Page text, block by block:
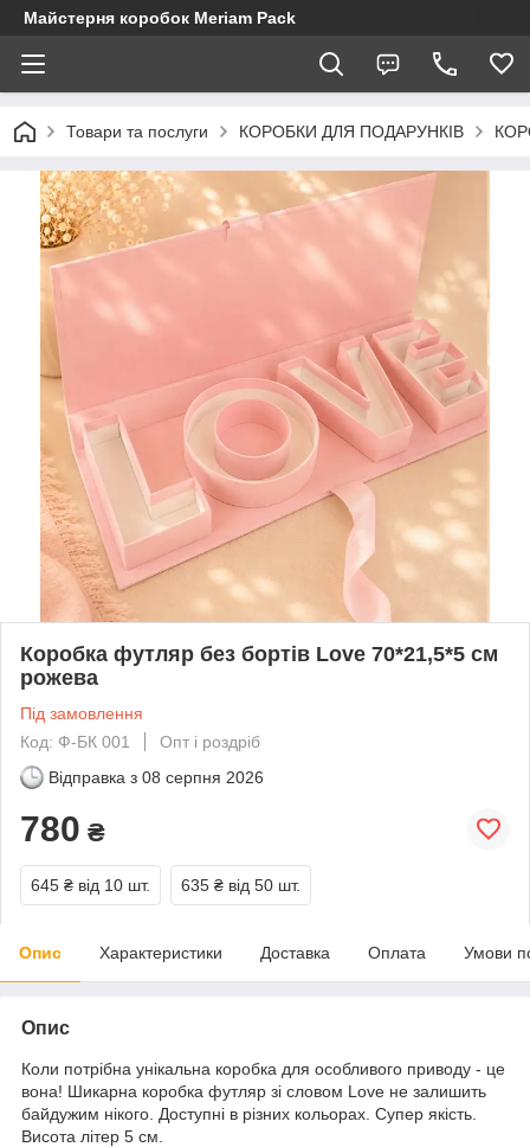
Майстерня коробок Meriam Pack
Товари та послуги КОРОБКИ ДЛЯ ПОДАРУНКІВ
Коробка футляр без бортів Love 70*21,5*5 см
рожева
Під замовлення
Код: Ф-БК 001
Опт і роздріб
Відправка з 08 серпня 2026
780 ₴
645 ₴ від 10 шт. 635 ₴ від 50 шт.
Опис Характеристики Доставка Оплата Умови
Опис
Коли потрібна унікальна коробка для особливого приводу - це
вона! Шикарна коробка футляр зі словом Love не залишить
байдужим нікого. Доступні в різних кольорах. Супер якість.
Висота літер 5 см.